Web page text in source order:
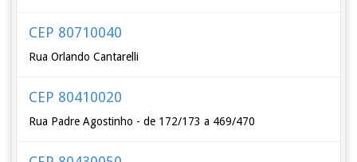
CEP 80710040
Rua Orlando Cantarelli
CEP 80410020
Rua Padre Agostinho - de 172/173 a 469/470